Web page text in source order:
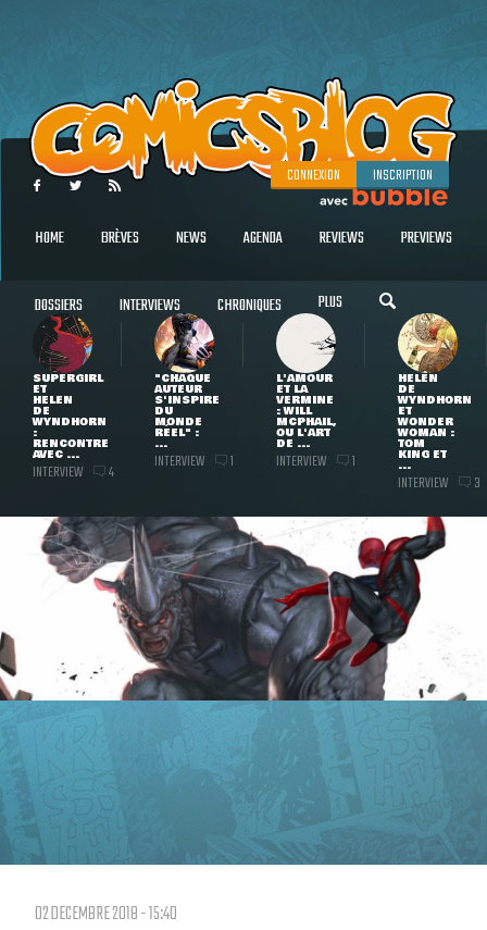
CONNEXION INSCRIPTION
HOME BRÈVES NEWS AGENDA REVIEWS PREVIEWS
DOSSIERS INTERVIEWS CHRONIQUES PLUS
SUPERGIRL
ET
HELEN
DE
WYNDHORN
:
RENCONTRE
AVEC ...
INTERVIEW 4
"CHAQUE
AUTEUR
S'INSPIRE
DU
MONDE
RÉEL" :
...
INTERVIEW 1
L'AMOUR
ET LA
VERMINE
: WILL
MCPHAIL,
OU L'ART
DE ...
INTERVIEW 1
HELEN
DE
WYNDHORN
ET
WONDER
WOMAN :
TOM
KING ET
...
INTERVIEW 3
02 DECEMBRE 2018 - 15:40